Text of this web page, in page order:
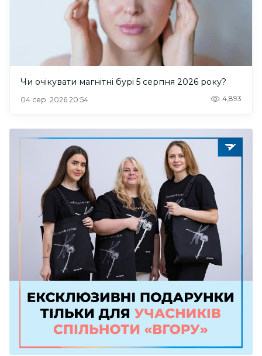
Чи очікувати магнітні бурі 5 серпня 2026 року?
04 сер. 2026 20:54 4,893